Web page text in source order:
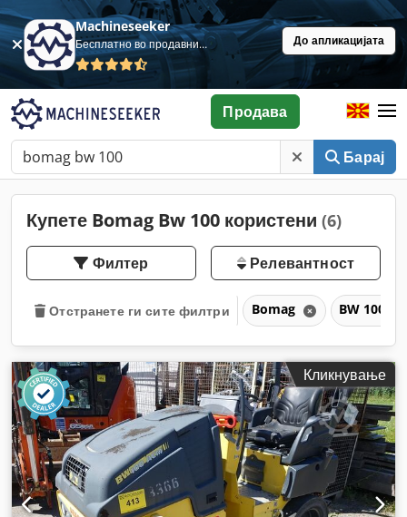
Machineseeker
Бесплатно во продавница До апликацијата
Барај
Продава
Купете Bomag Bw 100 користени (6)
Филтер Релевантност
Отстранете ги сите филтри Bomag BW 100
Кликнување